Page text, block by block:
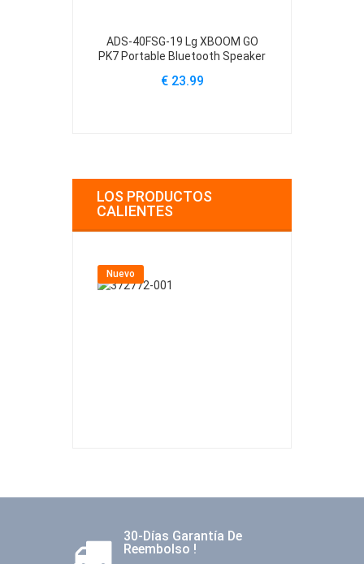
ADS-40FSG-19 Lg XBOOM GO
PK7 Portable Bluetooth Speaker
€ 23.99
LOS PRODUCTOS
CALIENTES
Nuevo
30-Días Garantía De
Reembolso !